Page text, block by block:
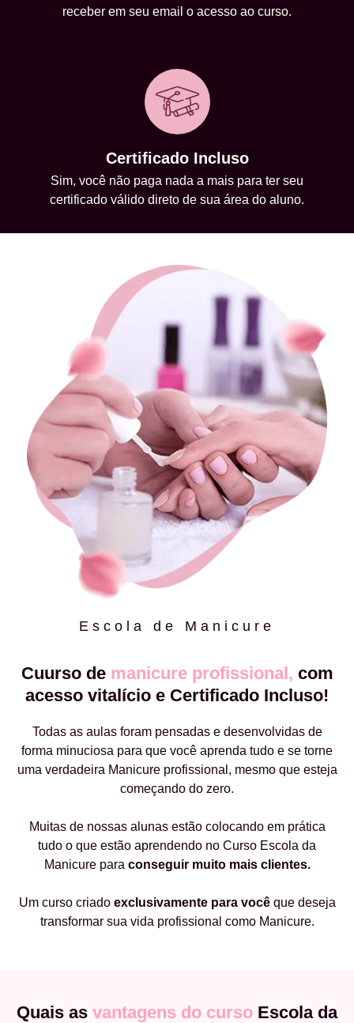
receber em seu email o acesso ao curso.
Certificado Incluso
Sim, você não paga nada a mais para ter seu
certificado válido direto de sua área do aluno.
Escola de Manicure
Cuurso de manicure profissional, com
acesso vitalício e Certificado Incluso!
Todas as aulas foram pensadas e desenvolvidas de
forma minuciosa para que você aprenda tudo e se torne
uma verdadeira Manicure profissional, mesmo que esteja
começando do zero.
Muitas de nossas alunas estão colocando em prática
tudo o que estão aprendendo no Curso Escola da
Manicure para conseguir muito mais clientes.
Um curso criado exclusivamente para vocêque deseja
transformar sua vida profissional como Manicure.
Quais as vantagens do curso Escola da